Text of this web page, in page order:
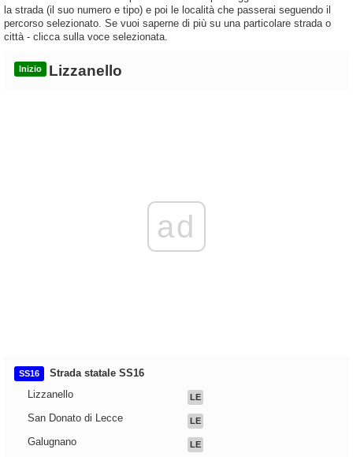
la strada (il suo numero e tipo) e poi le località che passerai seguendo il
percorso selezionato. Se vuoi saperne di più su una particolare strada o
città - clicca sulla voce selezionata.
Inizio Lizzanello
ad
SS16
Strada statale SS16
Lizzanello
LE
San Donato di Lecce LE
Galugnano LE